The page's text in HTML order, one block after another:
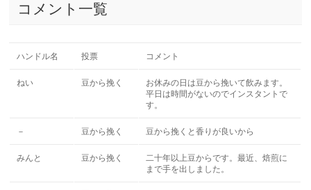
コメント一覧
ハンドル名 投票 コメント
ねい 豆から挽く
お休みの日は豆から挽いて飲みます。
平日は時間がないのでインスタントで
す。
－ 豆から挽く 豆から挽くと香りが良いから
みんと 豆から挽く
二十年以上豆からです。最近、焙煎に
まで手を出しました。